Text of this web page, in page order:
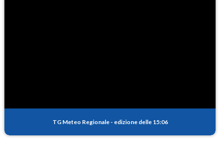
TG Meteo Regionale - edizione delle 15:06